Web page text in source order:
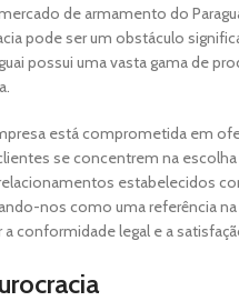
de armamento do
pode ser um obstáculo
possui uma vasta gama de
está comprometida em
se concentrem na
estabelecidos
nos como uma referência
conformidade legal e a